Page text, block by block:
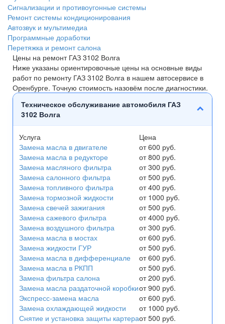
Сигнализации и противоугонные системы
Ремонт системы кондиционирования
Автозвук и мультимедиа
Программные доработки
Перетяжка и ремонт салона
Цены на ремонт ГАЗ 3102 Волга
Ниже указаны ориентировочные цены на основные виды
работ по ремонту ГАЗ 3102 Волга в нашем автосервисе в
Оренбурге. Точную стоимость назовём после диагностики.
Техническое обслуживание автомобиля ГАЗ
3102 Волга
Услуга
Цена
Замена масла в двигателе
от 600 руб.
Замена масла в редукторе
от 800 руб.
Замена масляного фильтра
от 300 руб.
Замена салонного фильтра
от 500 руб.
Замена топливного фильтра
от 400 руб.
Замена тормозной жидкости
от 1000 руб.
Замена свечей зажигания
от 500 руб.
Замена сажевого фильтра
от 4000 руб.
Замена воздушного фильтра
от 300 руб.
Замена масла в мостах
от 600 руб.
Замена жидкости ГУР
от 500 руб.
Замена масла в дифференциале
от 600 руб.
Замена масла в РКПП
от 500 руб.
Замена фильтра салона
от 200 руб.
Замена масла раздаточной коробкиот 900 руб.
Экспресс-замена масла
от 600 руб.
Замена охлаждающей жидкости
от 1000 руб.
Снятие и установка защиты картераот 500 руб.